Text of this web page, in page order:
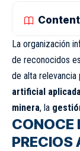
La organización
de reconocidos
de alta
artificial
minera, la
CONOCE
PRECIOS